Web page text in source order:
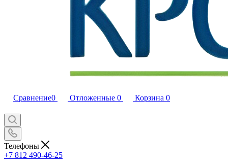
Сравнение0 Отложенные 0 Корзина 0
Телефоны
+7 812 490-46-25